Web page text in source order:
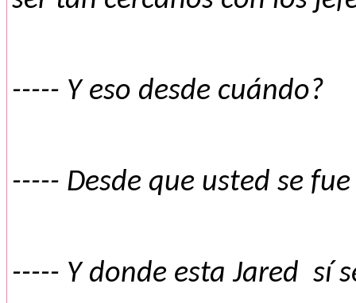
----- Y eso desde cuándo?
----- Desde que usted se
----- Y donde esta Jared sí